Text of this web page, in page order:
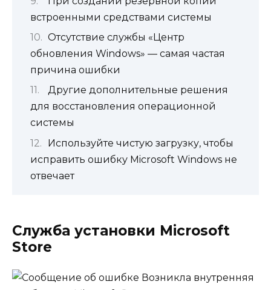
встроенными средствами системы
Отсутствие службы «Центр
обновления Windows» — самая частая
причина ошибки
Другие дополнительные решения
для восстановления операционной
системы
Используйте чистую загрузку, чтобы
исправить ошибку Microsoft Windows не
отвечает
Служба установки Microsoft
Store